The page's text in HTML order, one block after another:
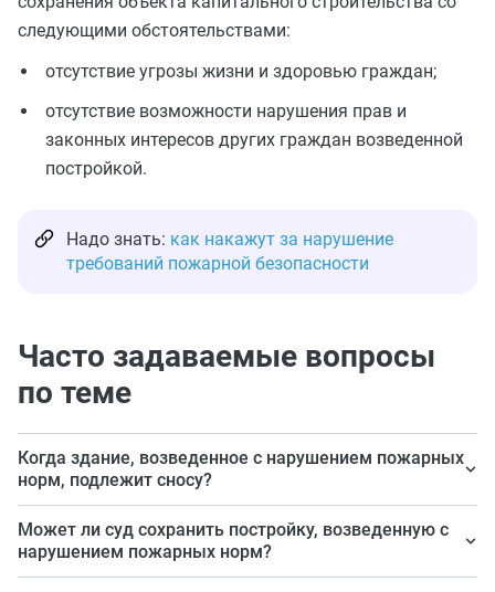
следующими обстоятельствами:
отсутствие угрозы жизни и здоровью граждан;
отсутствие возможности нарушения прав и
законных интересов других граждан возведенной
постройкой.
Надо знать: как накажут за нарушение
требований пожарной безопасности
Часто задаваемые вопросы
по теме
Когда здание, возведенное с нарушением пожарных
норм, подлежит сносу?
Если спорный объект создает угрозу жизни и
здоровью граждан, а также наносит ущерб имуществу
других лиц в части несоблюдения требований
Может ли суд сохранить постройку, возведенную с
нарушением пожарных норм?